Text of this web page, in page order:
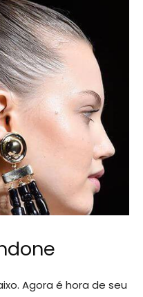
Agora é hora de seu